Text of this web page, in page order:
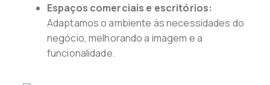
Espaços comerciais e escritórios:
Adaptamos o ambiente às necessidades do
negócio, melhorando a imagem e a
funcionalidade.